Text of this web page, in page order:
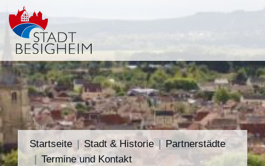
Startseite Stadt & Historie
Partnerstädte
Termine und Kontakt